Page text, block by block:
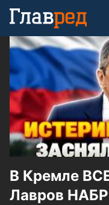
В Кремле
Лавров